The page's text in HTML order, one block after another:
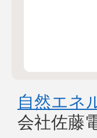
自然エネ
会社佐藤